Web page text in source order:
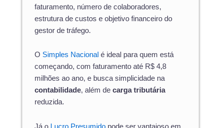
faturamento, número de colaboradores,
estrutura de custos e objetivo financeiro do
gestor de tráfego.
O Simples Nacional é ideal para quem está
começando, com faturamento até R$ 4,8
milhões ao ano, e busca simplicidade na
contabilidade, além de carga tributária
reduzida.
Já o Lucro Presumido pode ser vantajoso em